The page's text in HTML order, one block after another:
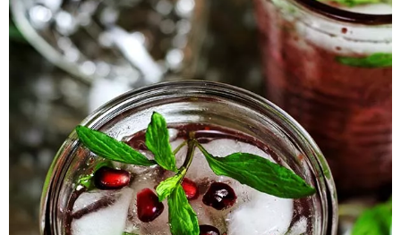
Przetwory
Posiłki
Zdrowo i fit
Kuchnie świata